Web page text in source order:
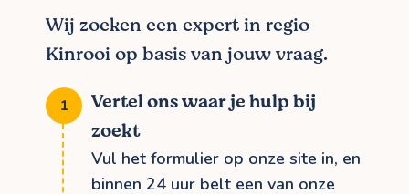
Wij zoeken een expert in regio
Kinrooi op basis van jouw vraag.
Vertel ons waar je hulp bij
zoekt
Vul het formulier op onze site in, en
binnen 24 uur belt een van onze